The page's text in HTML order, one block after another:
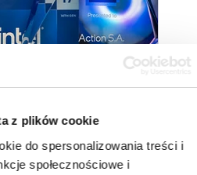
z plików cookie
do spersonalizowania treści i
społecznościowe i